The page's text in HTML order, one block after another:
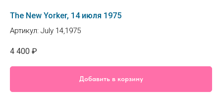
The New Yorker, 14 июля 1975
Артикул: July 14,1975
4 400 ₽
Добавить в корзину